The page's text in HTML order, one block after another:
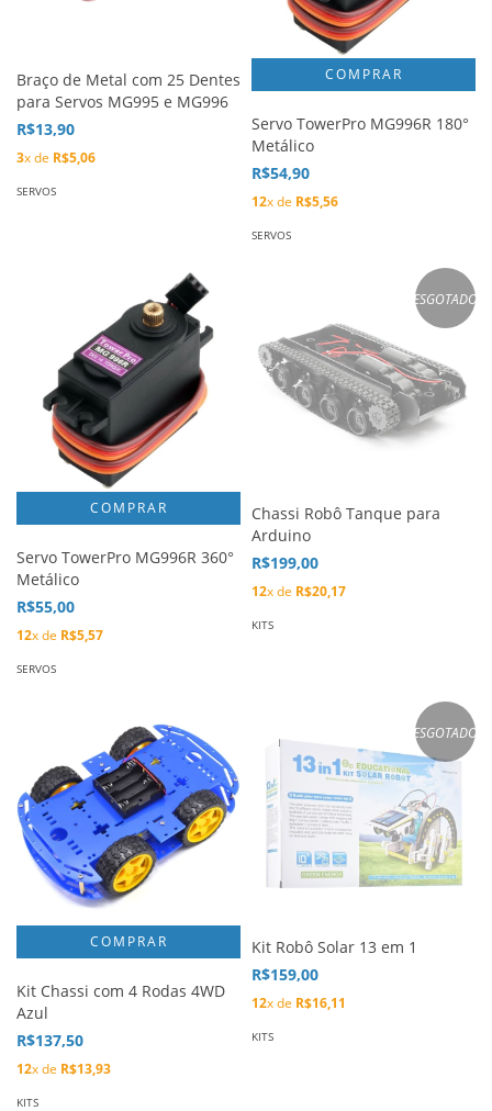
Braço de Metal com 25 Dentes
para Servos MG995 e MG996
R$13,90
3x de R$5,06
SERVOS
Servo TowerPro MG996R 180°
Metálico
R$54,90
12x de R$5,56
SERVOS
Servo TowerPro MG996R 360°
Metálico
R$55,00
12x de R$5,57
SERVOS
ESGOTADO
Chassi Robô Tanque para
Arduino
R$199,00
12x de R$20,17
KITS
Kit Chassi com 4 Rodas 4WD
Azul
R$137,50
12x de R$13,93
KITS
ESGOTADO
Kit Robô Solar 13 em 1
R$159,00
12x de R$16,11
KITS